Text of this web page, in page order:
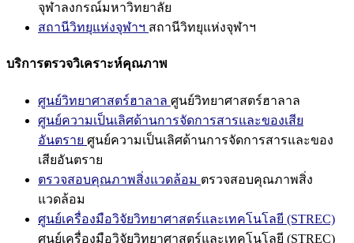
จุฬาลงกรณ์มหาวิทยาลัย
สถานีวิทยุแห่งจุฬาฯ สถานีวิทยุแห่งจุฬาฯ
บริการตรวจวิเคราะห์คุณภาพ
ศูนย์วิทยาศาสตร์ฮาลาล ศูนย์วิทยาศาสตร์ฮาลาล
ศูนย์ความเป็นเลิศด้านการจัดการสารและของเสีย
อันตราย ศูนย์ความเป็นเลิศด้านการจัดการสารและของ
เสียอันตราย
ตรวจสอบคุณภาพสิ่งแวดล้อม ตรวจสอบคุณภาพสิ่ง
แวดล้อม
ศูนย์เครื่องมือวิจัยวิทยาศาสตร์และเทคโนโลยี (STREC)
ศูนย์เครื่องมือวิจัยวิทยาศาสตร์และเทคโนโลยี (STREC)